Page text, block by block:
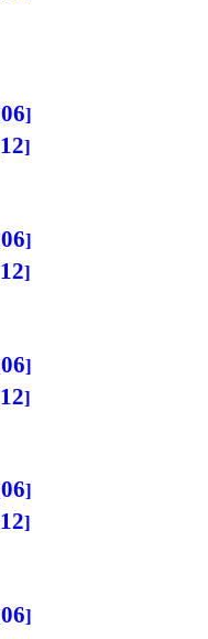
06
12
06
12
06
12
06
12
06